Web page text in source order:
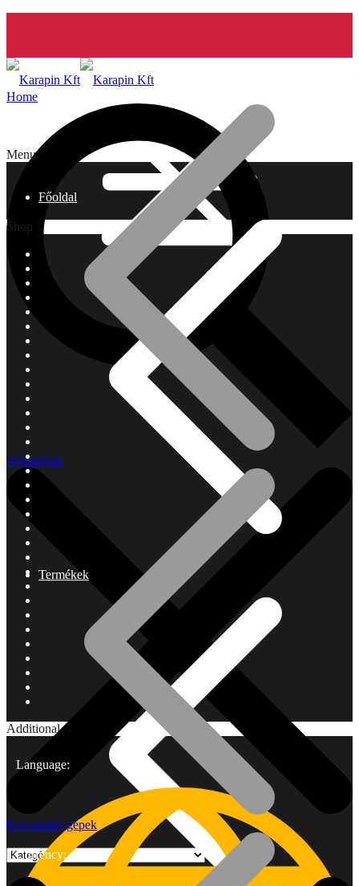
Menu
Főoldal
Termékek
Shop
Additional
Language:
Currency:
Home
Webáruház
Kartonzáró gépek